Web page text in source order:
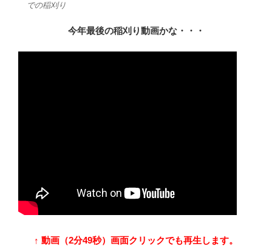
での稲刈り
今年最後の稲刈り動画かな・・・
↑ 動画（2分49秒）画面クリックでも再生します。